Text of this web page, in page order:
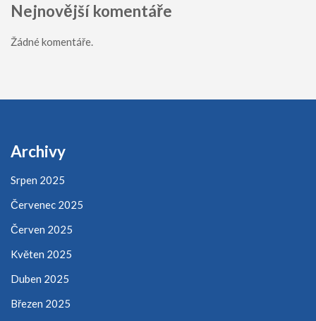
Nejnovější komentáře
Žádné komentáře.
Archivy
Srpen 2025
Červenec 2025
Červen 2025
Květen 2025
Duben 2025
Březen 2025